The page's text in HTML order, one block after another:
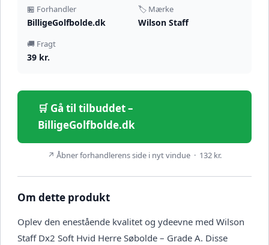
🏪 Forhandler
BilligeGolfbolde.dk
🏷️ Mærke
Wilson Staff
🚚 Fragt
39 kr.
🛒 Gå til tilbuddet –
BilligeGolfbolde.dk
↗ Åbner forhandlerens side i nyt vindue · 132 kr.
Om dette produkt
Oplev den enestående kvalitet og ydeevne med Wilson
Staff Dx2 Soft Hvid Herre Søbolde – Grade A. Disse